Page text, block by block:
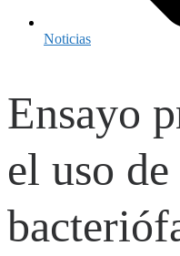
Noticias
Ensayo
el uso de